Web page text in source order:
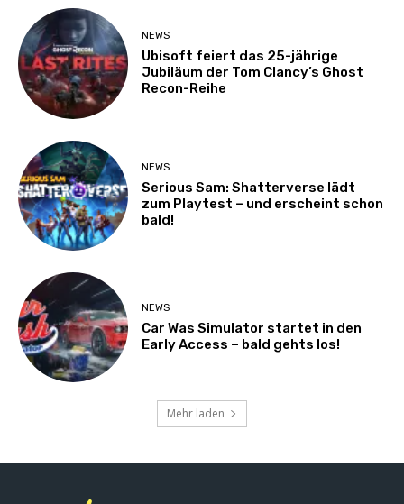
NEWS
Ubisoft feiert das 25-jährige
Jubiläum der Tom Clancy’s Ghost
Recon-Reihe
NEWS
Serious Sam: Shatterverse lädt
zum Playtest – und erscheint schon
bald!
NEWS
Car Was Simulator startet in den
Early Access – bald gehts los!
Mehr laden